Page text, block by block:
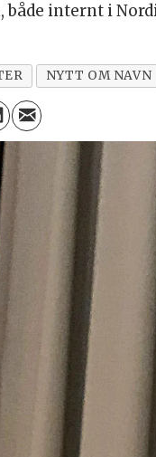
både internt i
NYTT OM NAVN